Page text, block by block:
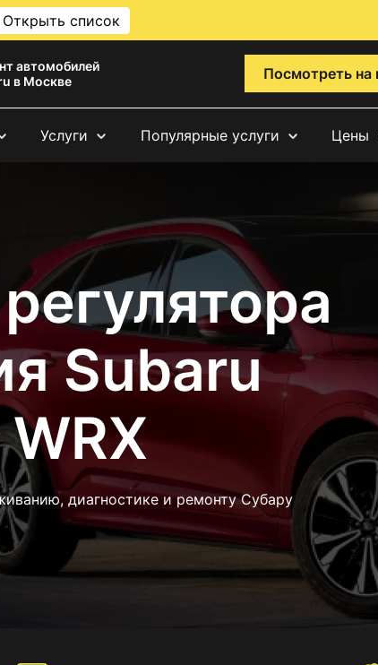
Открыть список
автомобилей
в Москве
Посмотреть на
Услуги Популярные услуги Цены
Subaru
диагностике и ремонту Субару